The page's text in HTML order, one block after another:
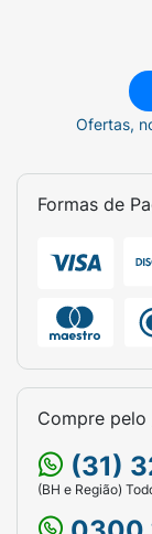
Ofertas,
Formas de
Compre pelo
(31)
(BH e Região)